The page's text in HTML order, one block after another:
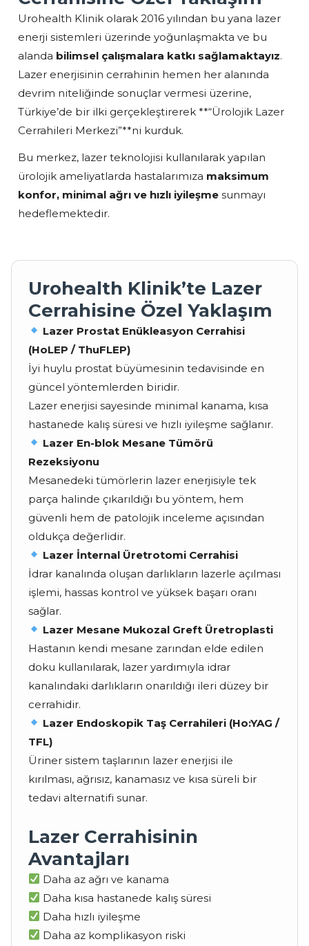
Urohealth Klinik olarak 2016 yılından bu yana lazer
enerji sistemleri üzerinde yoğunlaşmakta ve bu
alanda bilimsel çalışmalara katkı sağlamaktayız.
Lazer enerjisinin cerrahinin hemen her alanında
devrim niteliğinde sonuçlar vermesi üzerine,
Türkiye’de bir ilki gerçekleştirerek **“Ürolojik Lazer
Cerrahileri Merkezi”**ni kurduk.
Bu merkez, lazer teknolojisi kullanılarak yapılan
ürolojik ameliyatlarda hastalarımıza maksimum
konfor, minimal ağrı ve hızlı iyileşme sunmayı
hedeflemektedir.
Urohealth Klinik’te Lazer
Cerrahisine Özel Yaklaşım
Lazer Prostat Enükleasyon Cerrahisi
(HoLEP / ThuFLEP)
İyi huylu prostat büyümesinin tedavisinde en
güncel yöntemlerden biridir.
Lazer enerjisi sayesinde minimal kanama, kısa
hastanede kalış süresi ve hızlı iyileşme sağlanır.
Lazer En-blok Mesane Tümörü
Rezeksiyonu
Mesanedeki tümörlerin lazer enerjisiyle tek
parça halinde çıkarıldığı bu yöntem, hem
güvenli hem de patolojik inceleme açısından
oldukça değerlidir.
Lazer İnternal Üretrotomi Cerrahisi
İdrar kanalında oluşan darlıkların lazerle açılması
işlemi, hassas kontrol ve yüksek başarı oranı
sağlar.
Lazer Mesane Mukozal Greft Üretroplasti
Hastanın kendi mesane zarından elde edilen
doku kullanılarak, lazer yardımıyla idrar
kanalındaki darlıkların onarıldığı ileri düzey bir
cerrahidir.
Lazer Endoskopik Taş Cerrahileri (Ho:YAG /
TFL)
Üriner sistem taşlarının lazer enerjisi ile
kırılması, ağrısız, kanamasız ve kısa süreli bir
tedavi alternatifi sunar.
Lazer Cerrahisinin
Avantajları
Daha az ağrı ve kanama
Daha kısa hastanede kalış süresi
Daha hızlı iyileşme
Daha az komplikasyon riski